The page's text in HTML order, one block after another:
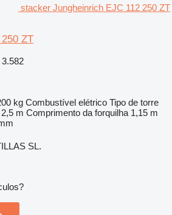
stacker Jungheinrich EJC 112 250 ZT
ZT
kg Combustível elétrico Tipo de torre
2,5 m Comprimento da forquilha 1,15 m
SL.